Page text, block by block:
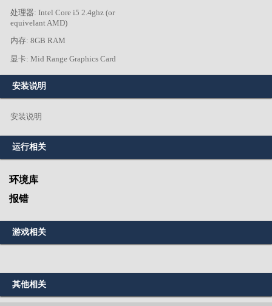
处理器: Intel Core i5 2.4ghz (or
equivelant AMD)
内存: 8GB RAM
显卡: Mid Range Graphics Card
安装说明
安装说明
运行相关
环境库
报错
游戏相关
其他相关